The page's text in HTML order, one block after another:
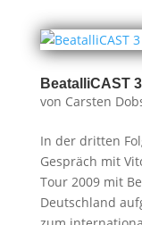
BeatalliCAST
von Carsten
In der dritten
Gespräch mit
Tour 2009 mit
Deutschland